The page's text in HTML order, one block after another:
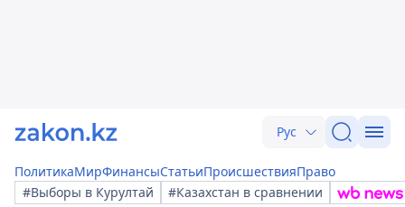
Рус
ПолитикаМирФинансыСтатьиПроисшествияПраво
#Выборы в Курултай
#Казахстан в сравнении